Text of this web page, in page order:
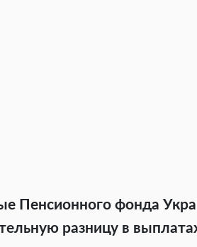
Пенсионного фонда
разницу в